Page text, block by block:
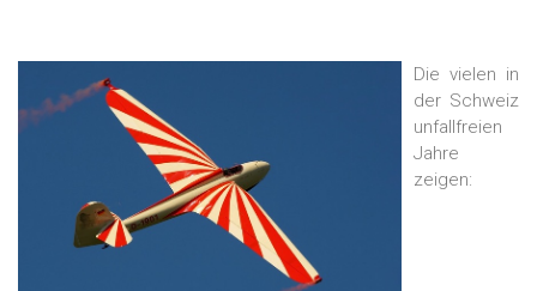
Die vielen in
der Schweiz
unfallfreien
Jahre
zeigen: